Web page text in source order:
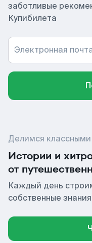
заботливые
Купибилета
Электронная
Делимся
Истории и
от
Каждый день
собственные